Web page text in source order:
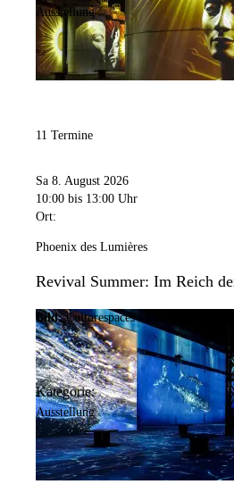
Ausstellung
11 Termine
Sa 8. August 2026
10:00 bis 13:00 Uhr
Ort:
Phoenix des Lumières
Revival Summer: Im Reich
Bild: Culturespaces / Falko Wübbecke
Kategorie:
Ausstellung